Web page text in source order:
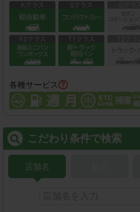
各種サービス
こだわり条件で検索
店舗名